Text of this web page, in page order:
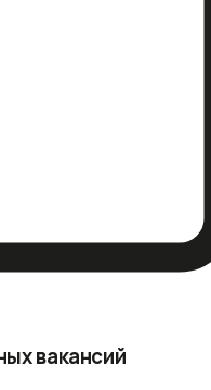
вакансий